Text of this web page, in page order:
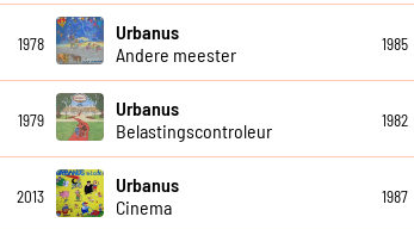
1978
Urbanus
Andere meester
1985
1979
Urbanus
Belastingscontroleur
1982
2013
Urbanus
Cinema
1987